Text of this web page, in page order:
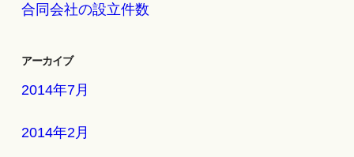
合同会社の設立件数
アーカイブ
2014年7月
2014年2月